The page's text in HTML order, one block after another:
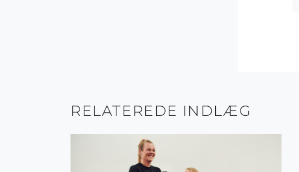
RELATEREDE INDLÆG